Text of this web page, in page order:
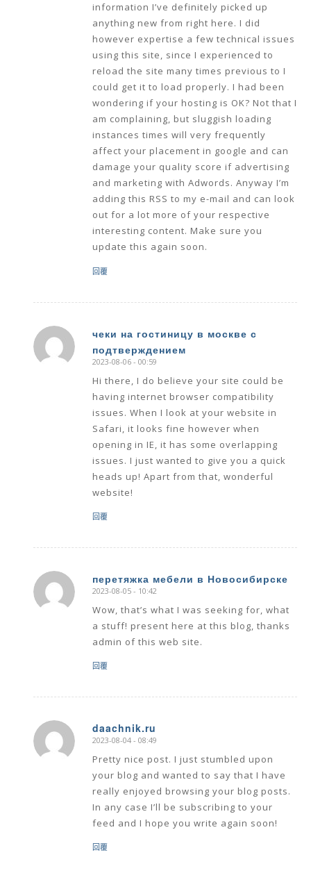
information I’ve definitely picked up
anything new from right here. I did
however expertise a few technical issues
using this site, since I experienced to
reload the site many times previous to I
could get it to load properly. I had been
wondering if your hosting is OK? Not that I
am complaining, but sluggish loading
instances times will very frequently
affect your placement in google and can
damage your quality score if advertising
and marketing with Adwords. Anyway I’m
adding this RSS to my e-mail and can look
out for a lot more of your respective
interesting content. Make sure you
update this again soon.
回覆
чеки на гостиницу в москве с
подтверждением
says:
2023-08-06 - 00:59
Hi there, I do believe your site could be
having internet browser compatibility
issues. When I look at your website in
Safari, it looks fine however when
opening in IE, it has some overlapping
issues. I just wanted to give you a quick
heads up! Apart from that, wonderful
website!
回覆
перетяжка мебели в Новосибирске
says:
2023-08-05 - 10:42
Wow, that’s what I was seeking for, what
a stuff! present here at this blog, thanks
admin of this web site.
回覆
daachnik.ru
says:
2023-08-04 - 08:49
Pretty nice post. I just stumbled upon
your blog and wanted to say that I have
really enjoyed browsing your blog posts.
In any case I’ll be subscribing to your
feed and I hope you write again soon!
回覆